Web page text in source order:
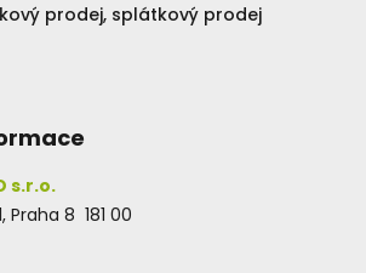
prodej, splátkový prodej
s.r.o.
Praha 8 181 00